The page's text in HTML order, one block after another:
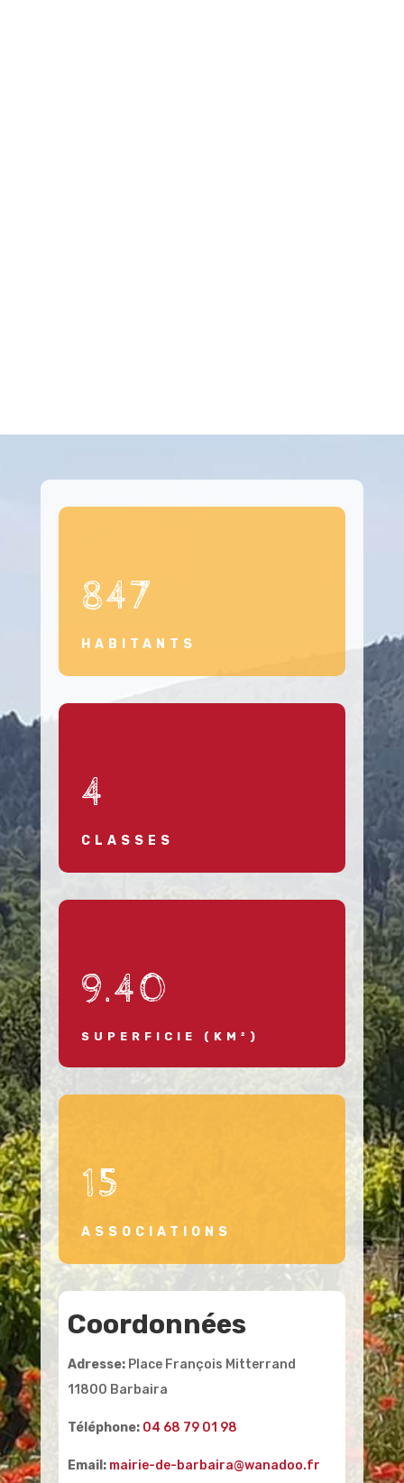
847
HABITANTS
4
CLASSES
9.40
SUPERFICIE (KM²)
15
ASSOCIATIONS
Coordonnées
Adresse:Place François Mitterrand
11800 Barbaira
Téléphone: 04 68 79 01 98
Email: mairie-de-barbaira@wanadoo.fr